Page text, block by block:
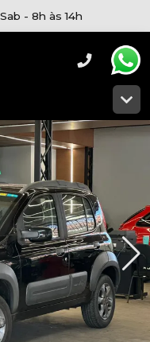
- 8h às 14h